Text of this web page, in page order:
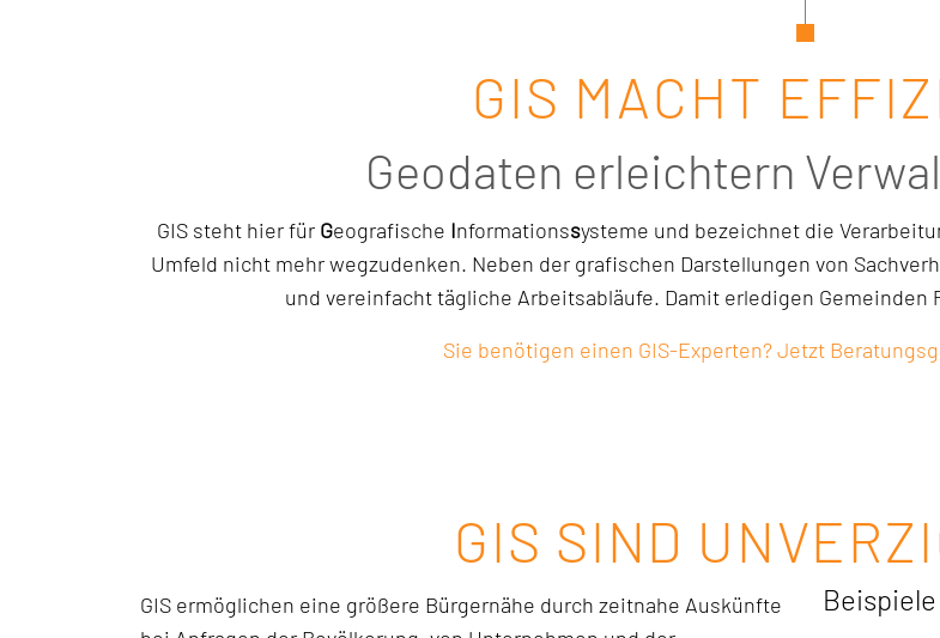
GIS MACHT
Geodaten erleichtern
GIS steht hier für Geografische Informationssysteme und bezeichnet die
Umfeld nicht mehr wegzudenken. Neben der grafischen Darstellungen von
und vereinfacht tägliche Arbeitsabläufe. Damit erledigen
Sie benötigen einen GIS-Experten? Jetzt
GIS SIND
GIS ermöglichen eine größere Bürgernähe durch zeitnahe Auskünfte